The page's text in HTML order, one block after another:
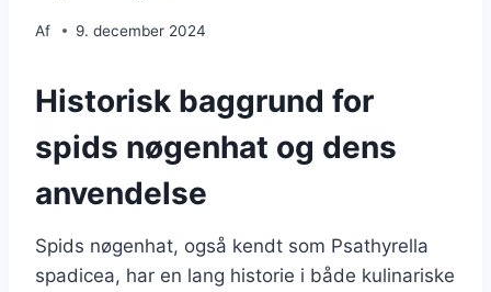
Af 9. december 2024
Historisk baggrund for
spids nøgenhat og dens
anvendelse
Spids nøgenhat, også kendt som Psathyrella
spadicea, har en lang historie i både kulinariske